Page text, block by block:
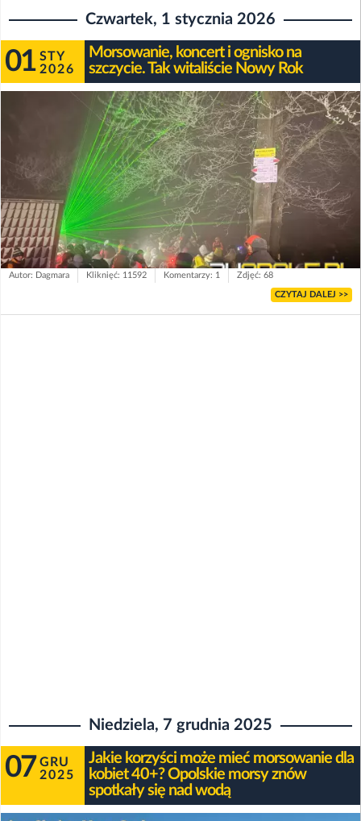
Czwartek, 1 stycznia 2026
01 STY
2026
Morsowanie, koncert i ognisko na
szczycie. Tak witaliście Nowy Rok
Autor: Dagmara Kliknięć: 11592 Komentarzy: 1 Zdjęć: 68
CZYTAJ DALEJ >>
Niedziela, 7 grudnia 2025
07 GRU
2025
Jakie korzyści może mieć morsowanie dla
kobiet 40+? Opolskie morsy znów
spotkały się nad wodą